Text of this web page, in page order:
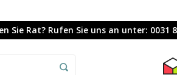
Sie Rat? Rufen Sie uns an unter: 0031